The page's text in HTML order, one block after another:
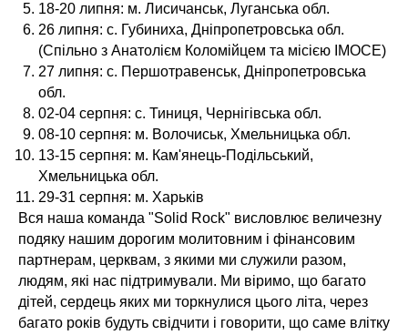
18-20 липня: м. Лисичанськ, Луганська обл.
26 липня: с. Губиниха, Дніпропетровська обл.
(Спільно з Анатолієм Коломійцем та місією IMOCE)
27 липня: с. Першотравенськ, Дніпропетровська
обл.
02-04 серпня: с. Тиниця, Чернігівська обл.
08-10 серпня: м. Волочиськ, Хмельницька обл.
13-15 серпня: м. Кам'янець-Подільський,
Хмельницька обл.
29-31 серпня: м. Харьків
Вся наша команда "Solid Rock" висловлює величезну
подяку нашим дорогим молитовним і фінансовим
партнерам, церквам, з якими ми служили разом,
людям, які нас підтримували. Ми віримо, що багато
дітей, сердець яких ми торкнулися цього літа, через
багато років будуть свідчити і говорити, що саме влітку